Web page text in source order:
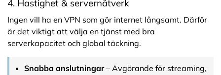
4. Hastighet & servernätverk
Ingen vill ha en VPN som gör internet långsamt. Därför
är det viktigt att välja en tjänst med bra
serverkapacitet och global täckning.
Snabba anslutningar– Avgörande för streaming,